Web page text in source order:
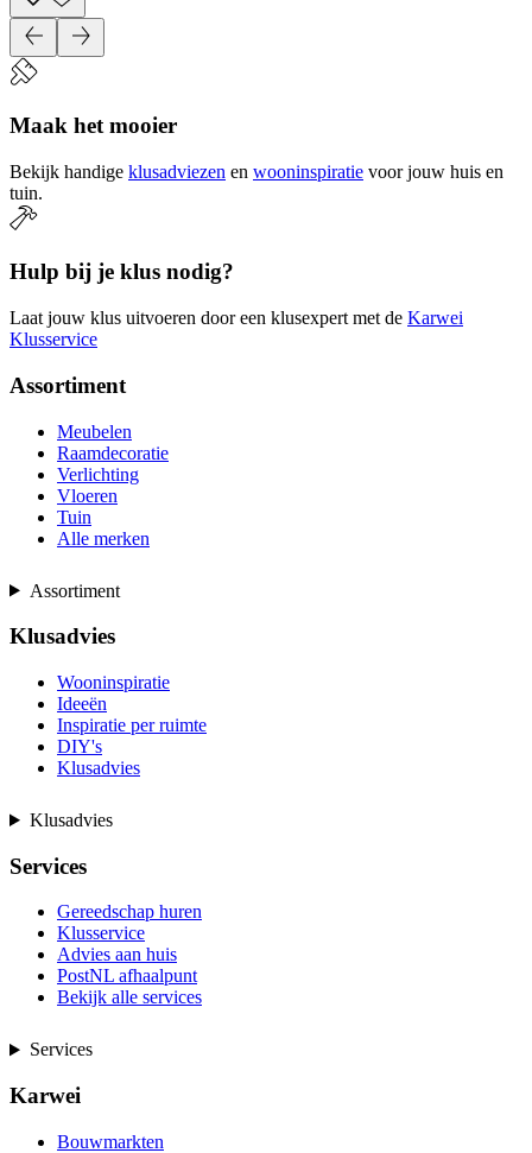
Maak het mooier
Bekijk handige klusadviezen en wooninspiratie voor jouw huis en
tuin.
Hulp bij je klus nodig?
Laat jouw klus uitvoeren door een klusexpert met de Karwei
Klusservice
Assortiment
Meubelen
Raamdecoratie
Verlichting
Vloeren
Tuin
Alle merken
Assortiment
Klusadvies
Wooninspiratie
Ideeën
Inspiratie per ruimte
DIY's
Klusadvies
Klusadvies
Services
Gereedschap huren
Klusservice
Advies aan huis
PostNL afhaalpunt
Bekijk alle services
Services
Karwei
Bouwmarkten